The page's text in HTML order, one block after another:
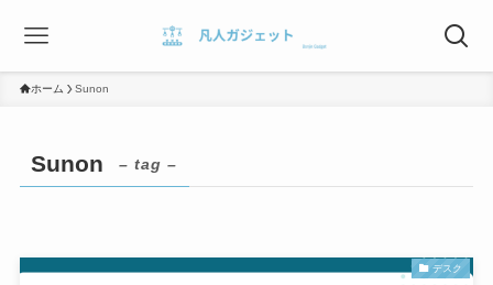
ホーム Sunon
Sunon – tag –
デスク